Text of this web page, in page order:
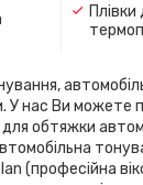
Плівки
У нас Ви
(професійна